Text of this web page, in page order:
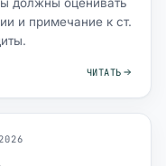
и примечание к ст.
ЧИТАТЬ